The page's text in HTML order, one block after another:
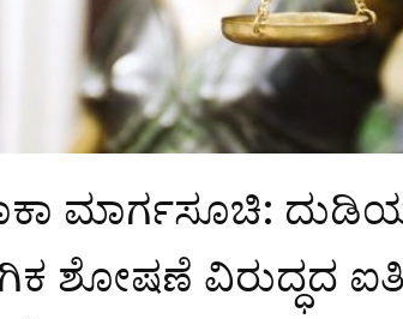
ಮಾರ್ಗಸೂಚಿ:
ಶೋಷಣೆ ವಿರುದ್ಧದ